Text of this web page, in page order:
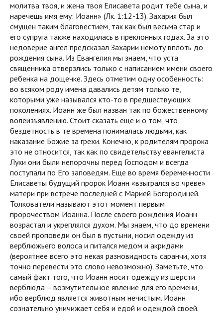
молитва твоя, и жена твоя Елисавета родит тебе сына, и
наречешь имя ему: Иоанн» (Лк. 1:12-13). Захария был
смущен таким благовестием, так как был весьма стар и
его супруга также находилась в преклонных годах. За это
недоверие ангел предсказал Захарии немоту вплоть до
рождения сына. Из Евангелия мы знаем, что уста
священника отверзлись только с написанием имени своего
ребенка на дощечке. Здесь отметим одну особенность:
во всяком роду имена давались детям только те,
которыми уже назывался кто-то в предшествующих
поколениях. Иоанн же был назван так по божественному
волеизъявлению. Стоит сказать еще и о том, что
бездетность в те времена понималась людьми, как
наказание Божие за грехи. Конечно, к родителям пророка
это не относится, так как по свидетельству евангелиста
Луки они были непорочны перед Господом и всегда
поступали по Его заповедям. Еще во время беременности
Елисаветы будущий пророк Иоанн «взыгрался во чреве»
матери при встрече последней с Марией Богородицей.
Толкователи называют этот момент первым
пророчеством Иоанна. После своего рождения Иоанн
возрастал и укреплялся духом. Мы знаем, что до времени
своей проповеди он был в пустыни, носил одежду из
верблюжьего волоса и питался медом и акридами
(вероятнее всего это некая разновидность саранчи, хотя
точно перевести это слово невозможно). Заметьте, что
самый факт того, что Иоанн носит одежду из шерсти
верблюда – возмутительное явление для его времени,
ибо верблюд является животным нечистым. Иоанн
сознательно уничижает себя и едой и одеждой своей.